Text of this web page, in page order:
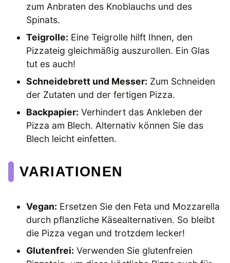
zum Anbraten des Knoblauchs und des
Spinats.
Teigrolle: Eine Teigrolle hilft Ihnen, den
Pizzateig gleichmäßig auszurollen. Ein Glas
tut es auch!
Schneidebrett und Messer: Zum Schneiden
der Zutaten und der fertigen Pizza.
Backpapier: Verhindert das Ankleben der
Pizza am Blech. Alternativ können Sie das
Blech leicht einfetten.
VARIATIONEN
Vegan: Ersetzen Sie den Feta und Mozzarella
durch pflanzliche Käsealternativen. So bleibt
die Pizza vegan und trotzdem lecker!
Glutenfrei: Verwenden Sie glutenfreien